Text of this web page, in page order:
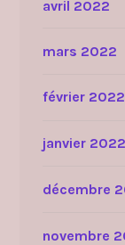
avril 2022
mars 2022
février 2022
janvier 2022
décembre
novembre